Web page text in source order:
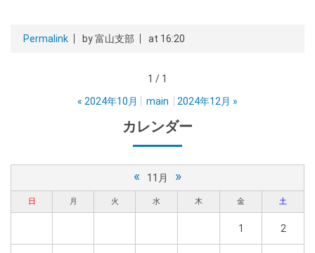
Permalink by 富山支部 at 16:20
1 / 1
« 2024年10月 main 2024年12月 »
カレンダー
« 11月 »
日 月 火 水 木 金 土
1 2